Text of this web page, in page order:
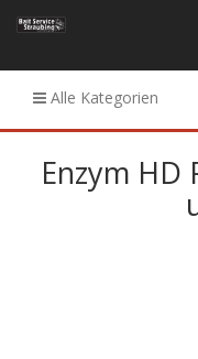
Alle Kategorien
Enzym HD